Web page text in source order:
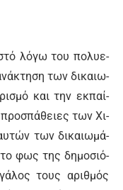
λό­γω του πο­λυε­
των δι­καιω­
και την εκ­παί­
των Χι­
των δι­καιω­μά­
φως της δη­μο­σιό­
τους α­ριθ­μός